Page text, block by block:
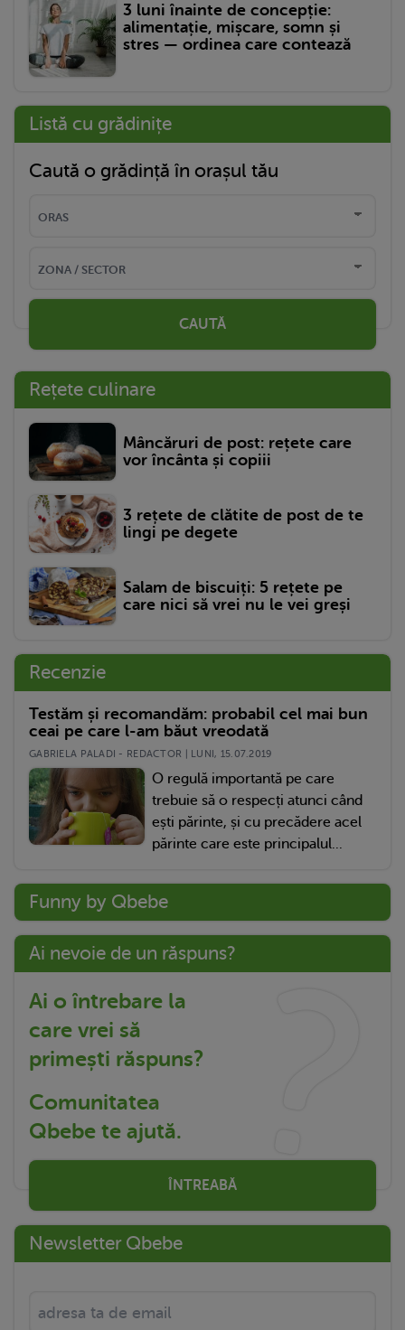
3 luni înainte de concepție:
alimentație, mișcare, somn și
stres — ordinea care contează
Listă cu grădinițe
Caută o grădință în orașul tău
CAUTĂ
Rețete culinare
Mâncăruri de post: rețete care
vor încânta și copiii
3 rețete de clătite de post de te
lingi pe degete
Salam de biscuiți: 5 rețete pe
care nici să vrei nu le vei greși
Recenzie
Testăm și recomandăm: probabil cel mai bun
ceai pe care l-am băut vreodată
GABRIELA PALADI - REDACTOR | LUNI, 15.07.2019
O regulă importantă pe care
trebuie să o respecți atunci când
ești părinte, și cu precădere acel
părinte care este principalul...
Funny by Qbebe
Ai nevoie de un răspuns?
Ai o întrebare la
care vrei să
primești răspuns?
Comunitatea
Qbebe te ajută.
ÎNTREABĂ
Newsletter Qbebe